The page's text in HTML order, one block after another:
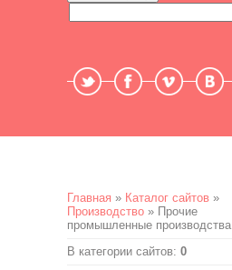
Главная » Каталог сайтов »
Производство » Прочие
промышленные производства
В категории сайтов: 0